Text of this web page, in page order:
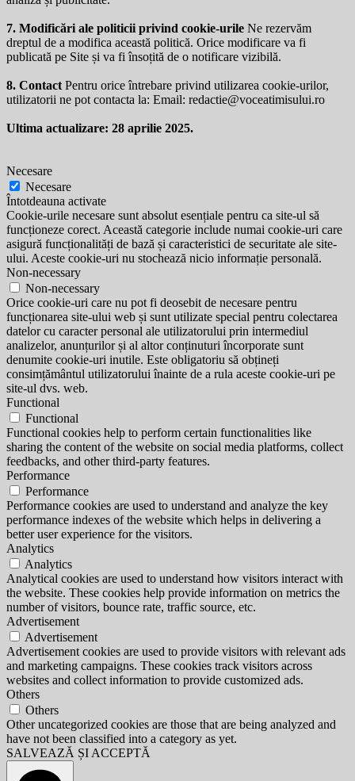
7. Modificări ale politicii privind cookie-urile Ne rezervăm
dreptul de a modifica această politică. Orice modificare va fi
publicată pe Site și va fi însoțită de o notificare vizibilă.
8. Contact Pentru orice întrebare privind utilizarea cookie-urilor,
utilizatorii ne pot contacta la: Email: redactie@voceatimisului.ro
Ultima actualizare: 28 aprilie 2025.
Necesare
Necesare
Întotdeauna activate
Cookie-urile necesare sunt absolut esențiale pentru ca site-ul să
funcționeze corect. Această categorie include numai cookie-uri care
asigură funcționalități de bază și caracteristici de securitate ale site-
ului. Aceste cookie-uri nu stochează nicio informație personală.
Non-necessary
Non-necessary
Orice cookie-uri care nu pot fi deosebit de necesare pentru
funcționarea site-ului web și sunt utilizate special pentru colectarea
datelor cu caracter personal ale utilizatorului prin intermediul
analizelor, anunțurilor și al altor conținuturi încorporate sunt
denumite cookie-uri inutile. Este obligatoriu să obțineți
consimțământul utilizatorului înainte de a rula aceste cookie-uri pe
site-ul dvs. web.
Functional
Functional
Functional cookies help to perform certain functionalities like
sharing the content of the website on social media platforms, collect
feedbacks, and other third-party features.
Performance
Performance
Performance cookies are used to understand and analyze the key
performance indexes of the website which helps in delivering a
better user experience for the visitors.
Analytics
Analytics
Analytical cookies are used to understand how visitors interact with
the website. These cookies help provide information on metrics the
number of visitors, bounce rate, traffic source, etc.
Advertisement
Advertisement
Advertisement cookies are used to provide visitors with relevant ads
and marketing campaigns. These cookies track visitors across
websites and collect information to provide customized ads.
Others
Others
Other uncategorized cookies are those that are being analyzed and
have not been classified into a category as yet.
SALVEAZĂ ȘI ACCEPTĂ